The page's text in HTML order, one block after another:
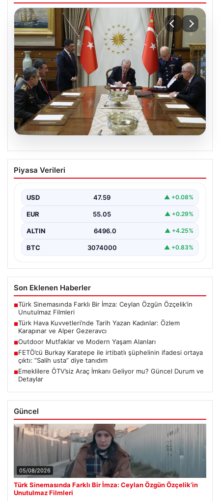
Türk Hava Kuvvetleri’nde Tarih Yazan
Kadınlar: Özlem Karapınar ve Alper
Türkiye'nin savunma ve askeri tarihine yeni bir sayfa
Piyasa Verileri
USD 47.59 ▲ +0.08%
EUR 55.05 ▲ +0.29%
ALTIN 6496.0 ▲ +4.25%
BTC 3074000 ▲ +0.83%
Son Eklenen Haberler
■Türk Sinemasında Farklı Bir İmza: Ceylan Özgün Özçelik’in
Unutulmaz Filmleri
■Türk Hava Kuvvetleri’nde Tarih Yazan Kadınlar: Özlem
Karapınar ve Alper Gezeravcı
■Outdoor Mutfaklar ve Modern Yaşam Alanları
■FETÖ’cü Burkay Karatepe ile irtibatlı şüphelinin ifadesi ortaya
çıktı: “Salih usta” diye tanıdım
■Emeklilere ÖTV’siz Araç İmkanı Geliyor mu? Güncel Durum ve
Detaylar
Güncel
05/08/2026
Türk Sinemasında Farklı Bir İmza: Ceylan Özgün Özçelik’in
Unutulmaz Filmleri